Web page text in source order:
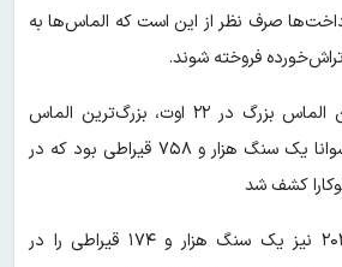
صرف نظر از این است که الماس‌ها به
فروخته شوند.
پیش از اعلام کشف این الماس بزرگ در ۲۲ اوت، بزرگ‌ترین الماس
کشف شده قبلی در بوتسوانا یک سنگ هزار و ۷۵۸ قیراطی بود که در
شرکت لوکارا در سال ۲۰۲۱ نیز یک سنگ هزار و ۱۷۴ قیراطی را در